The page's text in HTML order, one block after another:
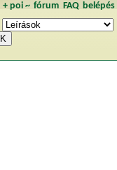
+ poi~ fórum FAQ belépés